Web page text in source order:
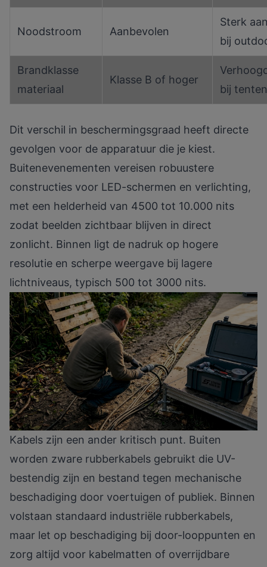
Noodstroom Aanbevolen
Sterk
bij
Brandklasse
materiaal
Klasse B of hoger
bij tenten
Dit verschil in beschermingsgraad heeft directe
gevolgen voor de apparatuur die je kiest.
Buitenevenementen vereisen robuustere
constructies voor LED-schermen en verlichting,
met een helderheid van 4500 tot 10.000 nits
zodat beelden zichtbaar blijven in direct
zonlicht. Binnen ligt de nadruk op hogere
resolutie en scherpe weergave bij lagere
lichtniveaus, typisch 500 tot 3000 nits.
Kabels zijn een ander kritisch punt. Buiten
worden zware rubberkabels gebruikt die UV-
bestendig zijn en bestand tegen mechanische
beschadiging door voertuigen of publiek. Binnen
volstaan standaard industriële rubberkabels,
maar let op beschadiging bij door-looppunten en
zorg altijd voor kabelmatten of overrijdbare